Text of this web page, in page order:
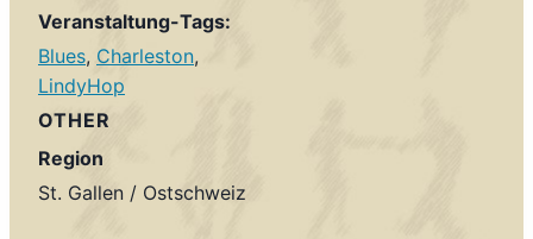
Veranstaltung-Tags:
Blues, Charleston,
LindyHop
OTHER
Region
St. Gallen / Ostschweiz